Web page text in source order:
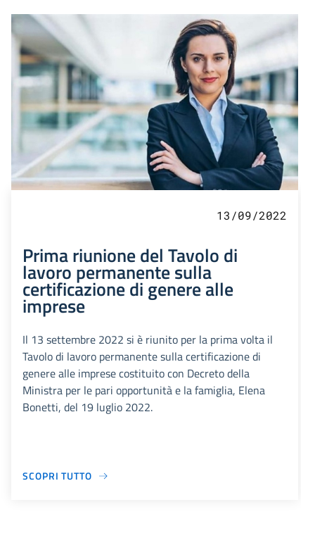
13/09/2022
Prima riunione del Tavolo di
lavoro permanente sulla
certificazione di genere alle
imprese
Il 13 settembre 2022 si è riunito per la prima volta il
Tavolo di lavoro permanente sulla certificazione di
genere alle imprese costituito con Decreto della
Ministra per le pari opportunità e la famiglia, Elena
Bonetti, del 19 luglio 2022.
SCOPRI TUTTO